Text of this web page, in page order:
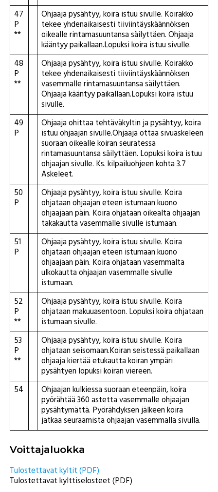
47
P
**
Ohjaaja pysähtyy, koira istuu sivulle. Koirakko
tekee yhdenaikaisesti tiiviintäyskäännöksen
oikealle rintamasuuntansa säilyttäen. Ohjaaja
kääntyy paikallaan.Lopuksi koira istuu sivulle.
48
P
**
Ohjaaja pysähtyy, koira istuu sivulle. Koirakko
tekee yhdenaikaisesti tiiviintäyskäännöksen
vasemmalle rintamasuuntansa säilyttäen.
Ohjaaja kääntyy paikallaan.Lopuksi koira istuu
sivulle.
49
P
Ohjaaja ohittaa tehtäväkyltin ja pysähtyy, koira
istuu ohjaajan sivulle.Ohjaaja ottaa sivuaskeleen
suoraan oikealle koiran seuratessa
rintamasuuntansa säilyttäen. Lopuksi koira istuu
ohjaajan sivulle. Ks. kilpailuohjeen kohta 3.7
Askeleet.
50
P
Ohjaaja pysähtyy, koira istuu sivulle. Koira
ohjataan ohjaajan eteen istumaan kuono
ohjaajaan päin. Koira ohjataan oikealta ohjaajan
takakautta vasemmalle sivulle istumaan.
51
P
Ohjaaja pysähtyy, koira istuu sivulle. Koira
ohjataan ohjaajan eteen istumaan kuono
ohjaajaan päin. Koira ohjataan vasemmalta
ulkokautta ohjaajan vasemmalle sivulle
istumaan.
52
P
**
Ohjaaja pysähtyy, koira istuu sivulle. Koira
ohjataan makuuasentoon. Lopuksi koira ohjataan
istumaan sivulle.
53
P
**
Ohjaaja pysähtyy, koira istuu sivulle. Koira
ohjataan seisomaan.Koiran seistessä paikallaan
ohjaaja kiertää etukautta koiran ympäri
pysähtyen lopuksi koiran viereen.
54
Ohjaajan kulkiessa suoraan eteenpäin, koira
pyörähtää 360 astetta vasemmalle ohjaajan
pysähtymättä. Pyörähdyksen jälkeen koira
jatkaa seuraamista ohjaajan vasemmalla sivulla.
Voittajaluokka
Tulostettavat kyltit (PDF)
Tulostettavat kylttiselosteet (PDF)